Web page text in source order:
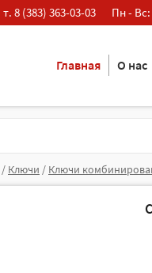
т. 8 (383) 363-03-03 Пн - Вс:
Главная О нас
/ Ключи / Ключи